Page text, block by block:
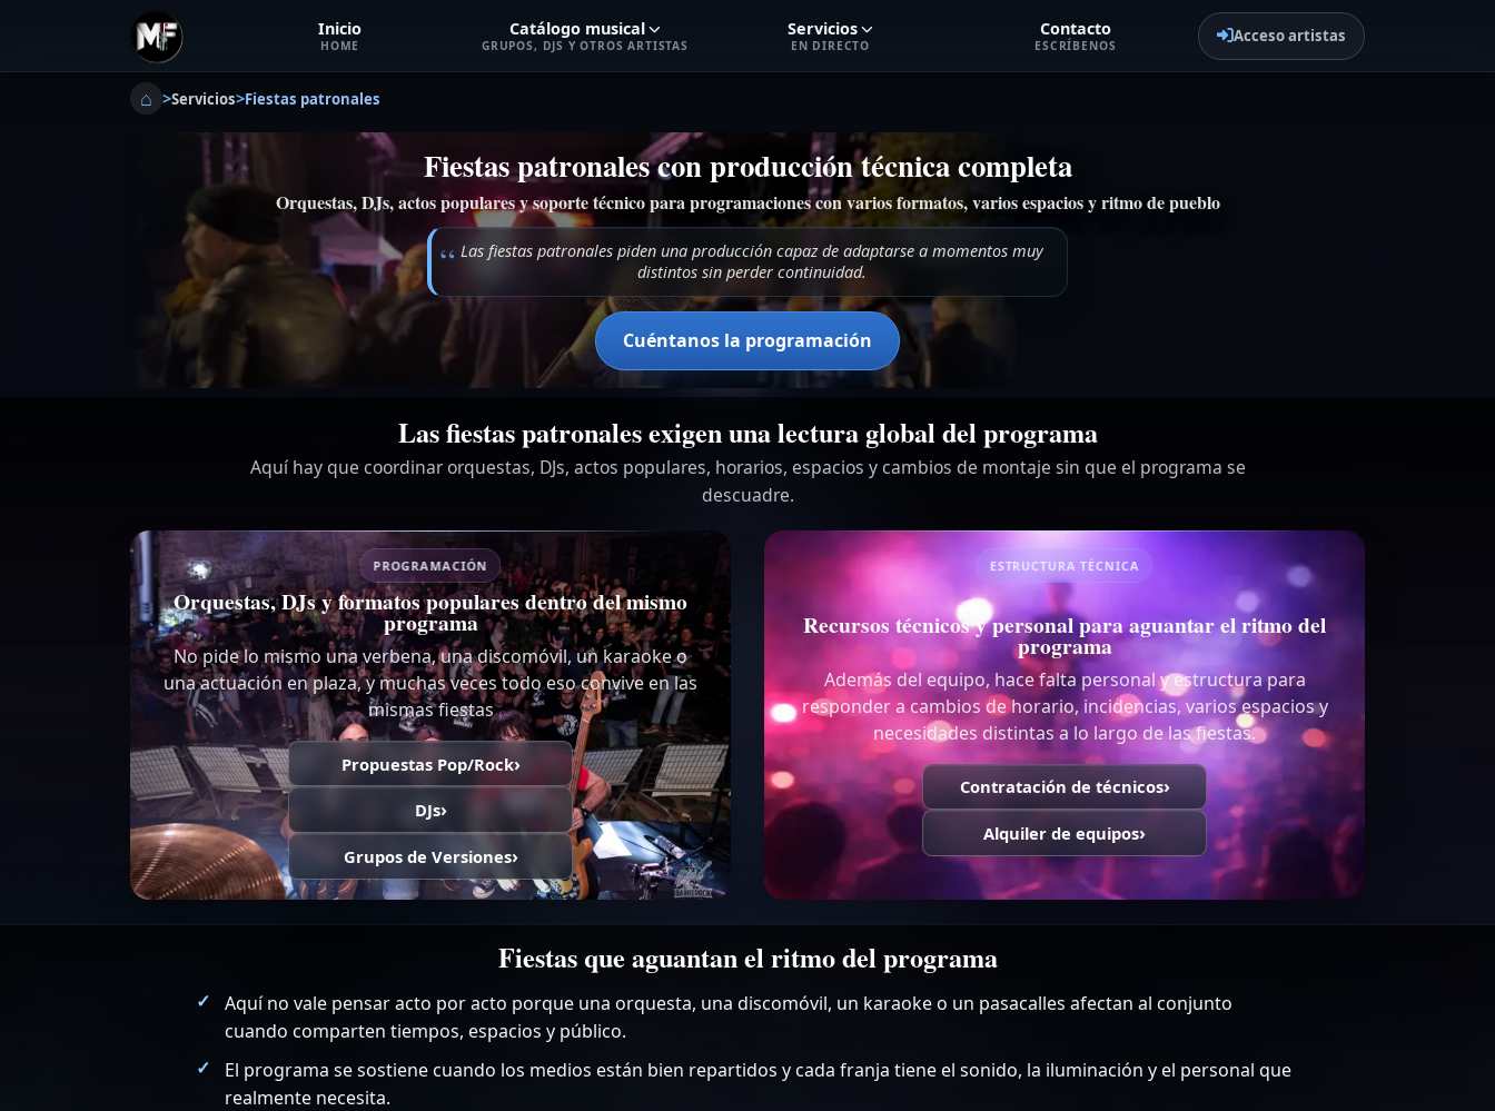
Inicio
HOME
Catálogo musical
GRUPOS, DJS Y OTROS ARTISTAS
Servicios
EN DIRECTO
Contacto
ESCRÍBENOS
Acceso artistas
⌂ >Servicios>Fiestas patronales
Fiestas patronales con producción técnica completa
Orquestas, DJs, actos populares y soporte técnico para programaciones con varios formatos, varios espacios y ritmo de pueblo
Las fiestas patronales piden una producción capaz de adaptarse a momentos muy
distintos sin perder continuidad.
Cuéntanos la programación
Las fiestas patronales exigen una lectura global del programa
Aquí hay que coordinar orquestas, DJs, actos populares, horarios, espacios y cambios de montaje sin que el programa se
descuadre.
PROGRAMACIÓN
Orquestas, DJs y formatos populares dentro del mismo
programa
No pide lo mismo una verbena, una discomóvil, un karaoke o
una actuación en plaza, y muchas veces todo eso convive en las
mismas fiestas
Propuestas Pop/Rock
DJs
Grupos de Versiones
ESTRUCTURA TÉCNICA
Recursos técnicos y personal para aguantar el ritmo del
programa
Además del equipo, hace falta personal y estructura para
responder a cambios de horario, incidencias, varios espacios y
necesidades distintas a lo largo de las fiestas.
Contratación de técnicos
Alquiler de equipos
Fiestas que aguantan el ritmo del programa
Aquí no vale pensar acto por acto porque una orquesta, una discomóvil, un karaoke o un pasacalles afectan al conjunto
cuando comparten tiempos, espacios y público.
El programa se sostiene cuando los medios están bien repartidos y cada franja tiene el sonido, la iluminación y el personal que
realmente necesita.